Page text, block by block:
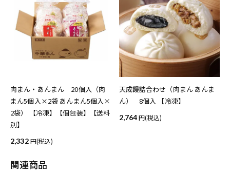
肉まん・あんまん 20個入（肉
まん5個入×2袋 あんまん5個入×
2袋） 【冷凍】【個包装】【送料
別】
2,332 (税込)
天成饅詰合わせ（肉まん あんま
ん） 8個入 【冷凍】
2,764 (税込)
関連商品